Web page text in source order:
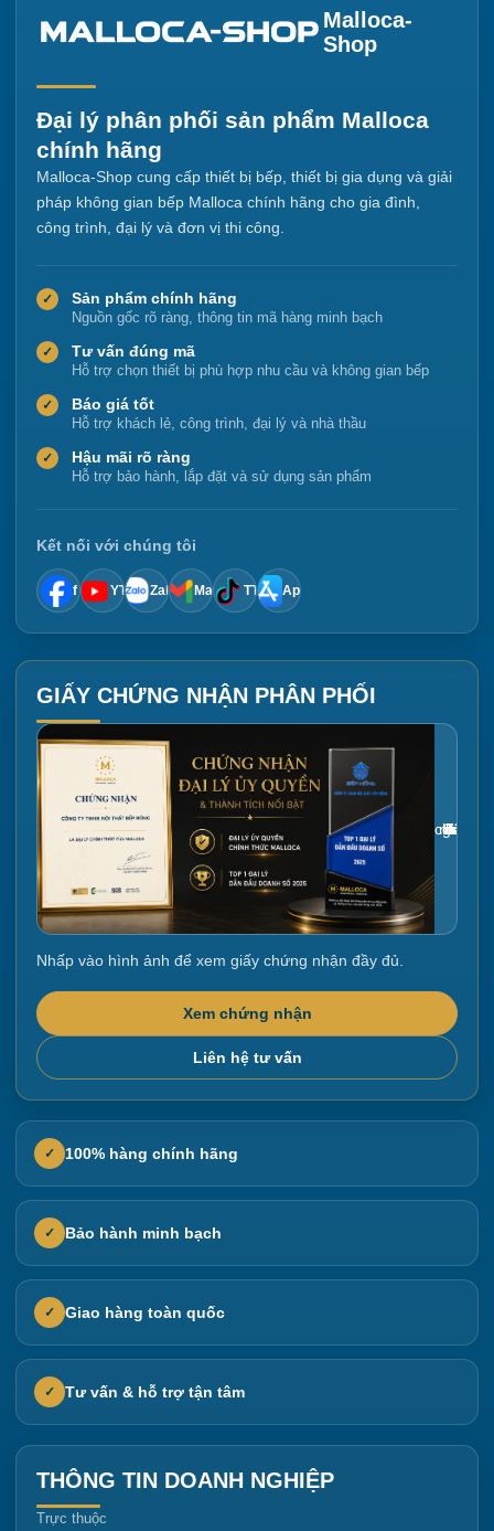
Malloca-
Shop
Đại lý phân phối sản phẩm Malloca
chính hãng
Malloca-Shop cung cấp thiết bị bếp, thiết bị gia dụng và giải
pháp không gian bếp Malloca chính hãng cho gia đình,
công trình, đại lý và đơn vị thi công.
✓ Sản phẩm chính hãng
Nguồn gốc rõ ràng, thông tin mã hàng minh bạch
✓ Tư vấn đúng mã
Hỗ trợ chọn thiết bị phù hợp nhu cầu và không gian bếp
✓ Báo giá tốt
Hỗ trợ khách lẻ, công trình, đại lý và nhà thầu
✓ Hậu mãi rõ ràng
Hỗ trợ bảo hành, lắp đặt và sử dụng sản phẩm
Kết nối với chúng tôi
f YT Zalo Mail TT App
GIẤY CHỨNG NHẬN PHÂN PHỐI
Gắn link ảnh giấy chứng nhận tại đây
Nhấp vào hình ảnh để xem giấy chứng nhận đầy đủ.
Xem chứng nhận
Liên hệ tư vấn
✓ 100% hàng chính hãng
✓ Bảo hành minh bạch
✓ Giao hàng toàn quốc
✓ Tư vấn & hỗ trợ tận tâm
THÔNG TIN DOANH NGHIỆP
Trực thuộc